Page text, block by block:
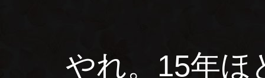
やれ。15年ほ